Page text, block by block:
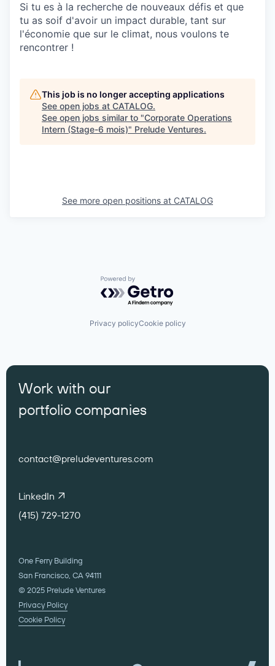
Si tu es à la recherche de nouveaux défis et que
tu as soif d'avoir un impact durable, tant sur
l'économie que sur le climat, nous voulons te
rencontrer !
This job is no longer accepting applications
See open jobs at CATALOG.
See open jobs similar to "Corporate Operations
Intern (Stage-6 mois)" Prelude Ventures.
See more open positions at CATALOG
Powered by Getro.com
Privacy policyCookie policy
Work with our
portfolio companies
contact@preludeventures.com
LinkedIn
(415) 729-1270
One Ferry Building
San Francisco, CA 94111
© 2025 Prelude Ventures
Privacy Policy
Cookie Policy